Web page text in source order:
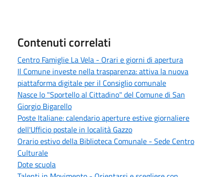
Contenuti correlati
Centro Famiglie La Vela - Orari e giorni di apertura
Il Comune investe nella trasparenza: attiva la nuova
piattaforma digitale per il Consiglio comunale
Nasce lo "Sportello al Cittadino" del Comune di San
Giorgio Bigarello
Poste Italiane: calendario aperture estive giornaliere
dell'Ufficio postale in località Gazzo
Orario estivo della Biblioteca Comunale - Sede Centro
Culturale
Dote scuola